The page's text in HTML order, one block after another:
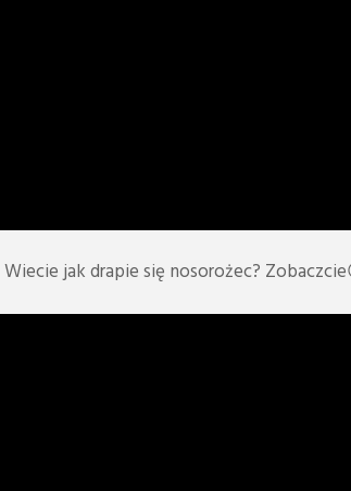
jak drapie się nosorożec?